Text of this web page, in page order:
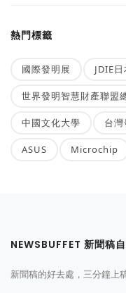
熱門標籤
國際發明展 JDIE
世界發明智慧財產聯盟
中國文化大學 台
ASUS Microchip
NEWSBUFFET 新聞稿
新聞稿的好去處，三分鐘上